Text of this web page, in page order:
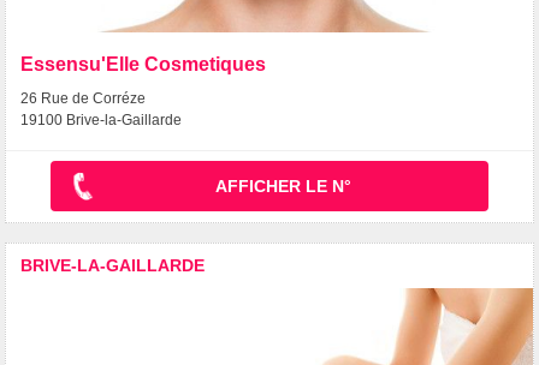
Essensu'Elle Cosmetiques
26 Rue de Corréze
19100 Brive-la-Gaillarde
AFFICHER LE N°
BRIVE-LA-GAILLARDE